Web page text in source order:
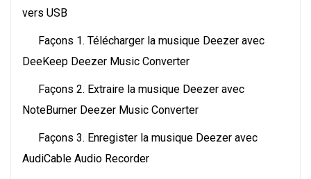
vers USB
Façons 1. Télécharger la musique Deezer avec
DeeKeep Deezer Music Converter
Façons 2. Extraire la musique Deezer avec
NoteBurner Deezer Music Converter
Façons 3. Enregister la musique Deezer avec
AudiCable Audio Recorder